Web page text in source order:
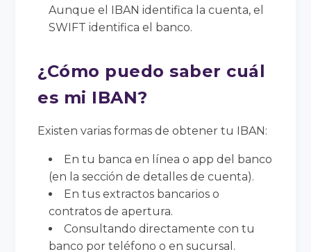
Aunque el IBAN identifica la cuenta, el
SWIFT identifica el banco.
¿Cómo puedo saber cuál
es mi IBAN?
Existen varias formas de obtener tu IBAN:
En tu banca en línea o app del banco
(en la sección de detalles de cuenta).
En tus extractos bancarios o
contratos de apertura.
Consultando directamente con tu
banco por teléfono o en sucursal.